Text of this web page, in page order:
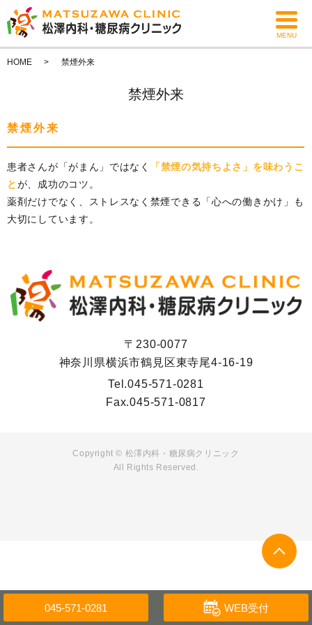
MENU
HOME 禁煙外来
禁煙外来
禁煙外来
患者さんが「がまん」ではなく
「禁煙の気持ちよさ」を味わうこ
とが、成功のコツ。
薬剤だけでなく、ストレスなく禁煙できる「心への働きかけ」も
大切にしています。
WEB受付
〒230-0077
神奈川県横浜市鶴見区東寺尾4-16-19
Tel.045-571-0281
Fax.045-571-0817
Copyright © 松澤内科・糖尿病クリニック
All Rights Reserved.